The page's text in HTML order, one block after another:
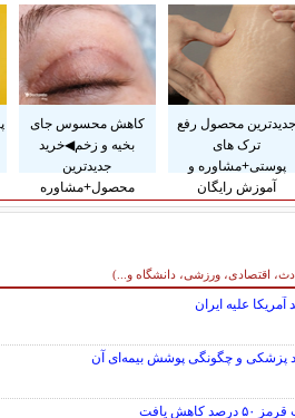
جدیدترین محصول رفع
ترک های
پوستی+مشاوره و
آموزش رایگان
کاهش محسوس جای
بخیه و زخم◀خرید
جدیدترین
محصول+مشاوره
اقتصادی، ورزشی، دانشگاه و...)
علیه ایران
پزشکی و چگونگی پوشش بیمه‌ای آن
یافت